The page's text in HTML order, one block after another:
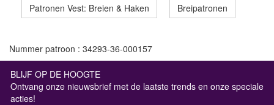
Patronen Vest: Breien & Haken
Breipatronen
Nummer patroon : 34293-36-000157
BLIJF OP DE HOOGTE
Ontvang onze nieuwsbrief met de laatste trends en onze speciale
acties!